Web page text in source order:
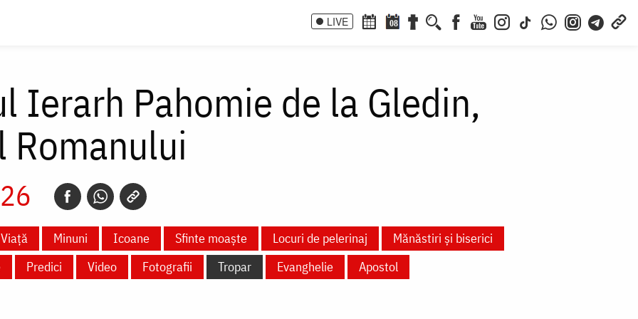
LIVE 08
Ierarh Pahomie de la Gledin,
Romanului
Viață Minuni Icoane Sfinte moaște Locuri de pelerinaj
Mănăstiri și biserici
Predici Video Fotografii Tropar Evanghelie Apostol